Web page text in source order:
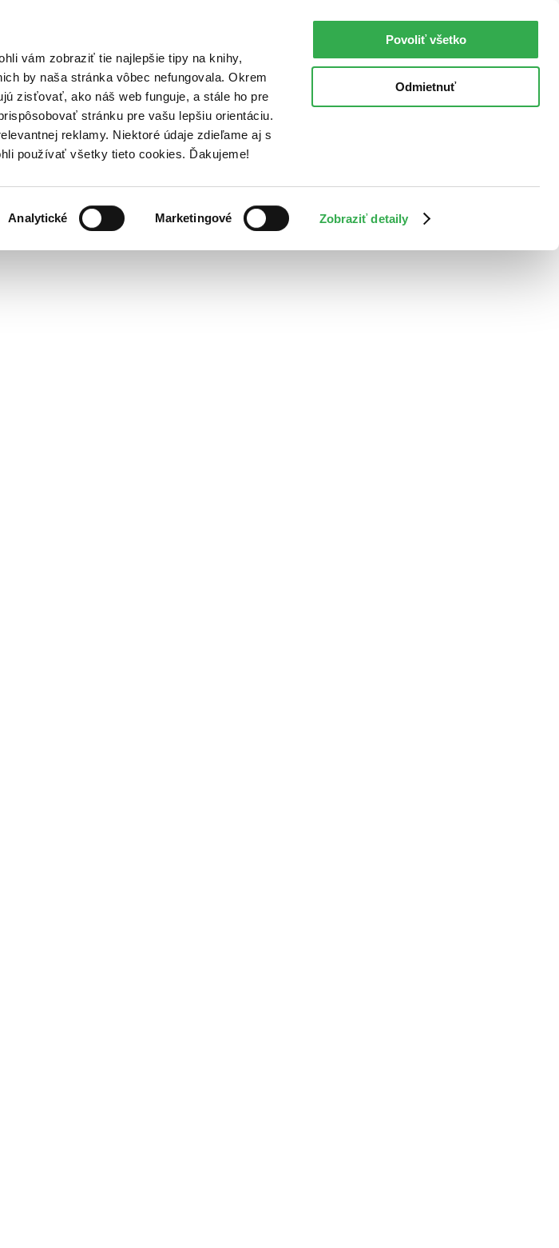
vám zobraziť tie najlepšie tipy na knihy,
by naša stránka vôbec nefungovala. Okrem
zisťovať, ako náš web funguje, a stále ho pre
stránku pre vašu lepšiu orientáciu.
reklamy. Niektoré údaje zdieľame aj s
používať všetky tieto cookies. Ďakujeme!
Analytické Marketingové Zobraziť detaily
Povoliť všetko
Odmietnuť